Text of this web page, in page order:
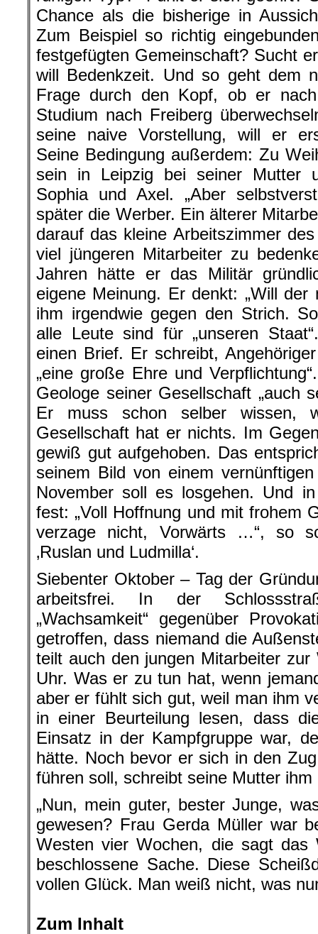
Chance als die bisherige in
Zum Beispiel so richtig
festgefügten Gemeinschaft? Sucht
will Bedenkzeit. Und so geht dem
Frage durch den Kopf, ob er
Studium nach Freiberg
seine naive Vorstellung, will er
Seine Bedingung außerdem: Zu
sein in Leipzig bei seiner Mutter
Sophia und Axel. „Aber
später die Werber. Ein älterer
darauf das kleine Arbeitszimmer
viel jüngeren Mitarbeiter zu
Jahren hätte er das Militär
eigene Meinung. Er denkt: „Will der
ihm irgendwie gegen den Strich.
alle Leute sind für „unseren
einen Brief. Er schreibt,
„eine große Ehre und
Geologe seiner Gesellschaft „auch
Er muss schon selber wissen,
Gesellschaft hat er nichts. Im
gewiß gut aufgehoben. Das
seinem Bild von einem
November soll es losgehen. Und
fest: „Voll Hoffnung und mit frohem
verzage nicht, Vorwärts …“, so
‚Ruslan und Ludmilla‘.
Siebenter Oktober – Tag der
arbeitsfrei. In der
„Wachsamkeit“ gegenüber
getroffen, dass niemand die
teilt auch den jungen Mitarbeiter
Uhr. Was er zu tun hat, wenn
aber er fühlt sich gut, weil man ihm
in einer Beurteilung lesen, dass
Einsatz in der Kampfgruppe war,
hätte. Noch bevor er sich in den
führen soll, schreibt seine Mutter
„Nun, mein guter, bester Junge,
gewesen? Frau Gerda Müller war
Westen vier Wochen, die sagt das
beschlossene Sache. Diese
vollen Glück. Man weiß nicht, was
Zum Inhalt